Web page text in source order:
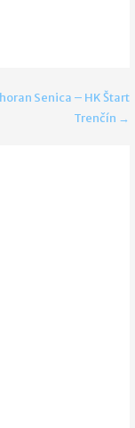
Senica – HK Štart
Trenčín →